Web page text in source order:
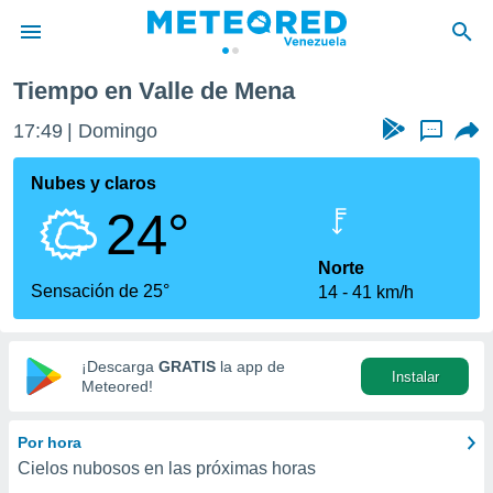
de
ha
calidad.
a este
las
y
digital
basada
Tiempo en Valle de Mena
17:49 Domingo ...
Nubes y claros
24°
Sensación de 25°
Norte
14
41 km/h
¡Descarga GRATIS la app de
Meteored!
Instalar
Por hora
Cielos nubosos en las próximas horas